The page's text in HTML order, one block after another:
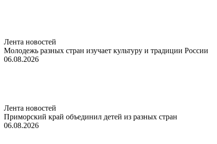
Лента новостей
Молодежь разных стран изучает культуру и традиции России
06.08.2026
Лента новостей
Приморский край объединил детей из разных стран
06.08.2026